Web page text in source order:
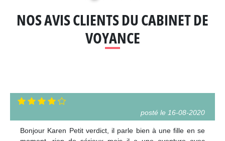
NOS AVIS CLIENTS DU CABINET DE
VOYANCE
posté le 16-08-2020
Bonjour Karen Petit verdict, il parle bien à une fille en se